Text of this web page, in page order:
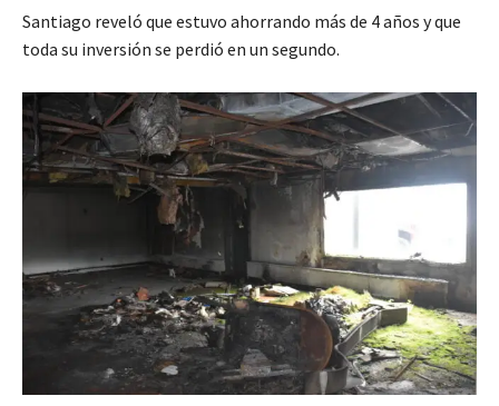
Santiago reveló que estuvo ahorrando más de 4 años y que
toda su inversión se perdió en un segundo.